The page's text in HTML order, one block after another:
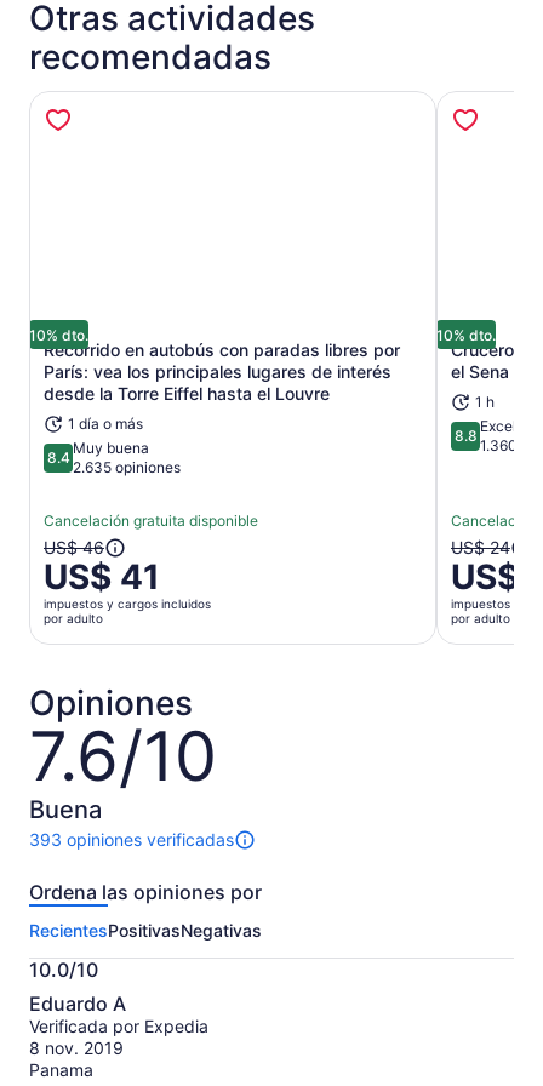
que incluso con más de 120 años, todavía sabe cómo
montar un espectáculo.
Elija actualizarse seleccionando la opción de boletos
Summit y obtenga acceso al elevador, que lo llevará
directamente a Summit. A esta altura, las vistas
Otras actividades
recomendadas
10% dto.
Recorrido en autobús con paradas libres por
París: vea los principales lugares de interés
desde la Torre Eiffel hasta el Louvre
1 día o más
8.48.4 de 10
Muy buena
2.635 opiniones
Cancelación gratuita disponible
El
precio
anterior
era
US$ 46
el
actual
es
US$ 41
por
adulto
US$ 46
US$ 41
impuestos y cargos incluidos
por adulto
Se abrirá en una nueva pestaña
10% dto.
Crucero
el Sena
1 h
8.88.8 de 10
1.360
Cancelación
El
precio
anterior
era
US$ 24
US$ 24
US$
impuestos y
por adulto
Opiniones
7.6/10
7.6
de
10
Buena
393 opiniones verificadas
393
sobre
actividad.
Más
información
sobre
las
opiniones
verificadas
Ordena las opiniones por
RecientesPositivasNegativas
10.0/10
10.0
de
10
Eduardo A
Verificada por Expedia
8 nov. 2019
Panama